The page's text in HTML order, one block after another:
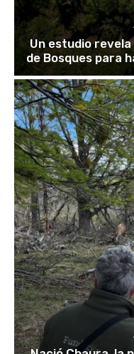
Un estudio
de Bosques para